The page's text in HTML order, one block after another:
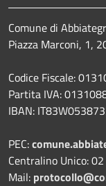
Comune di
Piazza Marconi, 1,
Codice Fiscale:
Partita IVA:
IBAN:
PEC:
Centralino Unico:
Mail: